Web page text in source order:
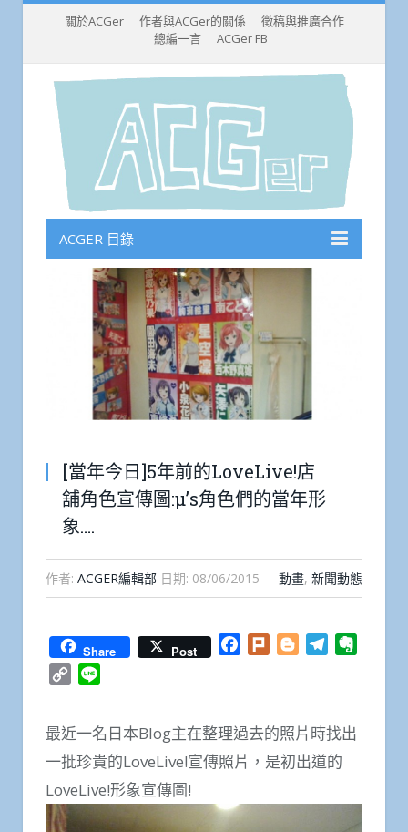
關於ACGer 作者與ACGer的關係
徵稿與推廣合作
總編一言
ACGer FB
ACGER 目錄
[當年今日]5年前的LoveLive!店
舖角色宣傳圖:μ’s角色們的當年形
象….
作者: ACGER編輯部 日期: 08/06/2015 動畫, 新聞動態
Share Post Facebook
Plurk BloggerTelegram
Copy
最近一名日本Blog主在整理過去的照片時找出
一批珍貴的LoveLive!宣傳照片，是初出道的
LoveLive!形象宣傳圖!